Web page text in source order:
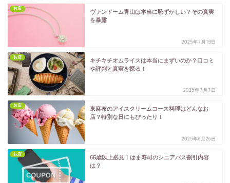
お店
ヴァンドーム青山は本当に恥ずかしい？その真実
を暴露
2025年7月18日
お店
キチキチオムライスは本当にまずいのか？口コミ
や評判と真実を探る！
2025年7月7日
お店
東麻布のアイスクリームコース料理はどんなお
店？特別な日にもぴったり！
2025年6月26日
お店
65歳以上必見！はま寿司のシニアパス割引内容
は？